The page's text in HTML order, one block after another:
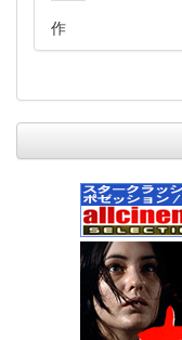
作